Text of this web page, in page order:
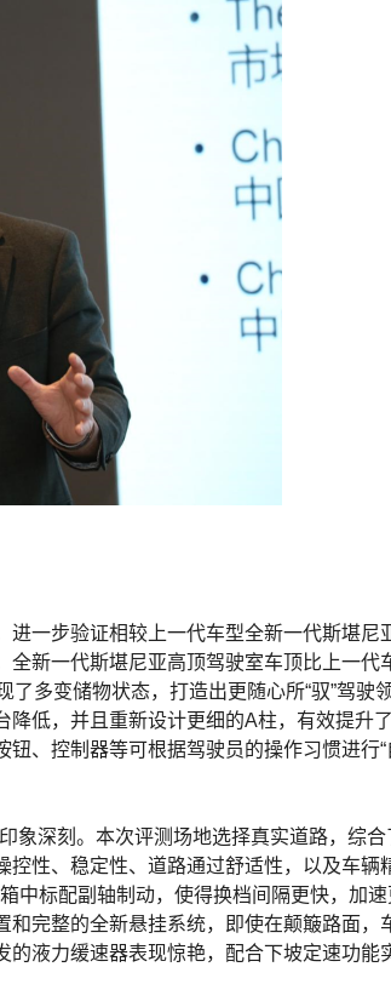
一步验证相较上一代车型全新一代斯堪尼
新一代斯堪尼亚高顶驾驶室车顶比上一代
多变储物状态，打造出更随心所“驭”驾驶
低，并且重新设计更细的A柱，有效提升
、控制器等可根据驾驶员的操作习惯进行“
深刻。本次评测场地选择真实道路，综合
性、稳定性、道路通过舒适性，以及车辆
中标配副轴制动，使得换档间隔更快，加
完整的全新悬挂系统，即使在颠簸路面，
液力缓速器表现惊艳，配合下坡定速功能